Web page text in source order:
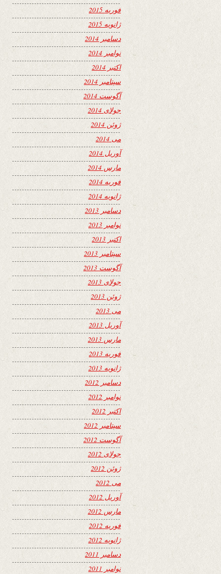
فوریه 2015
ژانویه 2015
دسامبر 2014
نوامبر 2014
اکتبر 2014
سپتامبر 2014
آگوست 2014
جولای 2014
ژوئن 2014
می 2014
آوریل 2014
مارس 2014
فوریه 2014
ژانویه 2014
دسامبر 2013
نوامبر 2013
اکتبر 2013
سپتامبر 2013
آگوست 2013
جولای 2013
ژوئن 2013
می 2013
آوریل 2013
مارس 2013
فوریه 2013
ژانویه 2013
دسامبر 2012
نوامبر 2012
اکتبر 2012
سپتامبر 2012
آگوست 2012
جولای 2012
ژوئن 2012
می 2012
آوریل 2012
مارس 2012
فوریه 2012
ژانویه 2012
دسامبر 2011
نوامبر 2011